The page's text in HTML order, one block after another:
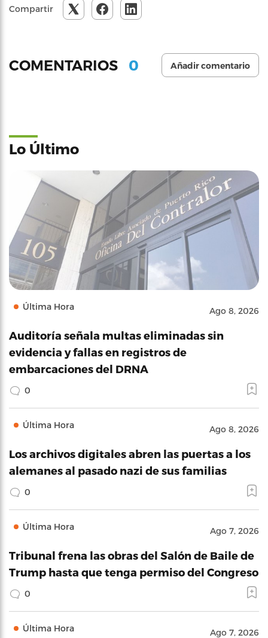
Compartir
COMENTARIOS 0 Añadir comentario
Lo Último
Última Hora Ago 8, 2026
Auditoría señala multas eliminadas sin
evidencia y fallas en registros de
embarcaciones del DRNA
0
Última Hora Ago 8, 2026
Los archivos digitales abren las puertas a los
alemanes al pasado nazi de sus familias
0
Última Hora Ago 7, 2026
Tribunal frena las obras del Salón de Baile de
Trump hasta que tenga permiso del Congreso
0
Última Hora Ago 7, 2026